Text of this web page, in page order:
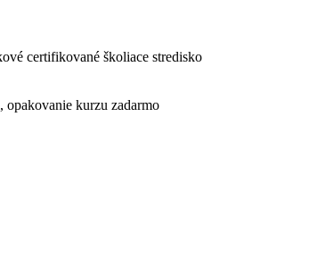
certifikované školiace stredisko
opakovanie kurzu zadarmo